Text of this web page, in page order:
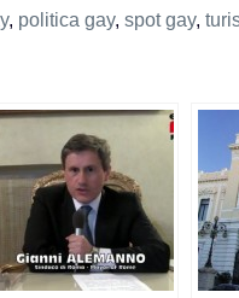
, politica gay, spot gay,